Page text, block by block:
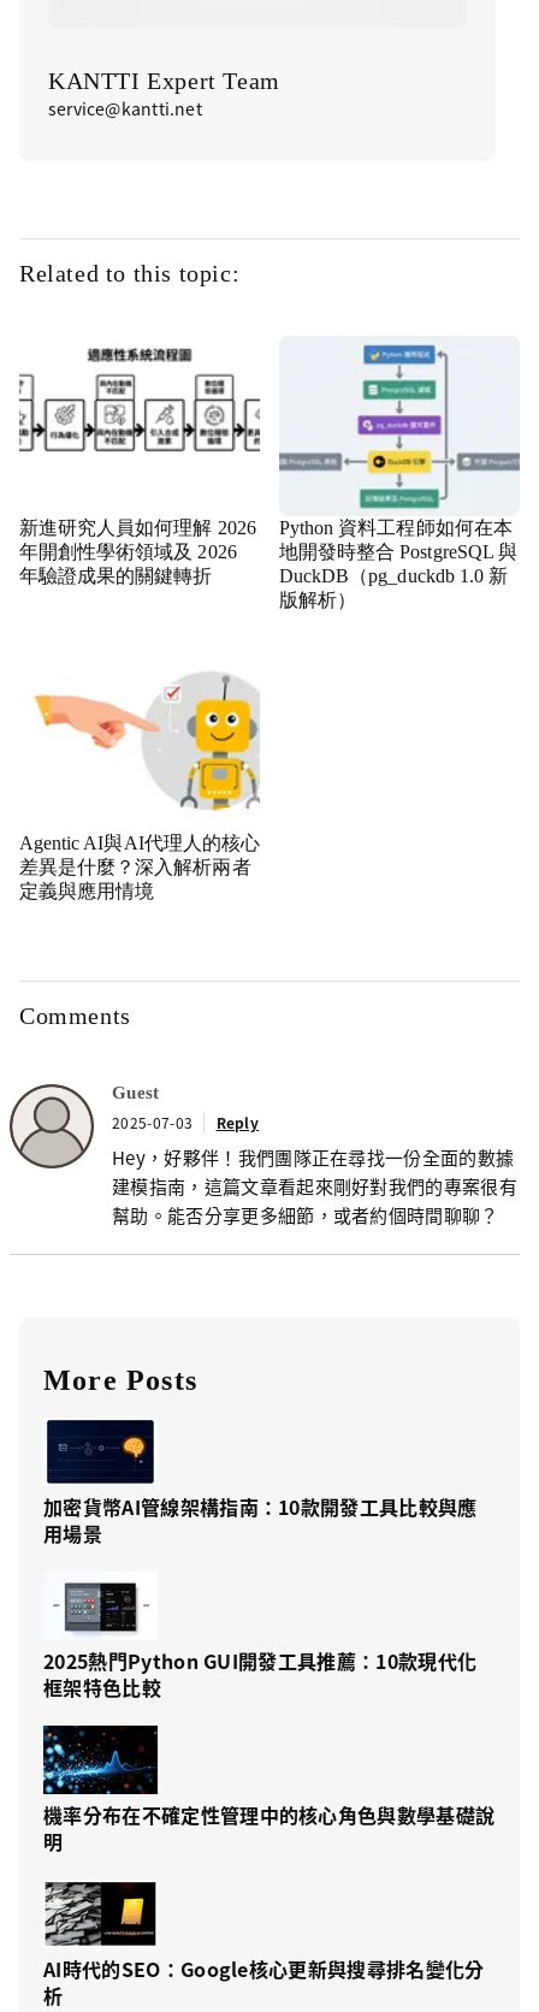
KANTTI Expert Team
service@kantti.net
Related to this topic:
新進研究人員如何理解 2026
年開創性學術領域及 2026
年驗證成果的關鍵轉折
Python 資料工程師如何在本
地開發時整合 PostgreSQL 與
DuckDB（pg_duckdb 1.0 新
版解析）
Agentic AI與AI代理人的核心
差異是什麼？深入解析兩者
定義與應用情境
Comments
Guest
2025-07-03 Reply
Hey，好夥伴！我們團隊正在尋找一份全面的數據
建模指南，這篇文章看起來剛好對我們的專案很有
幫助。能否分享更多細節，或者約個時間聊聊？
More Posts
加密貨幣AI管線架構指南：10款開發工具比較與應
用場景
2025熱門Python GUI開發工具推薦：10款現代化
框架特色比較
機率分布在不確定性管理中的核心角色與數學基礎說
明
AI時代的SEO：Google核心更新與搜尋排名變化分
析